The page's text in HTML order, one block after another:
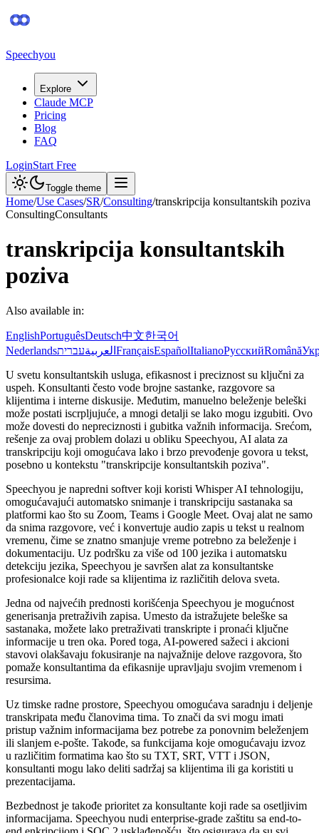
Speechyou
Explore
Claude MCP
Pricing
Blog
FAQ
LoginStart Free
Toggle theme
Home/Use Cases/SR/Consulting/transkripcija konsultantskih poziva
ConsultingConsultants
transkripcija konsultantskih
poziva
Also available in:
EnglishPortuguêsDeutsch中文한국어
Nederlands
العربيةעברית FrançaisEspañolItalianoРусскийRomână
U svetu konsultantskih usluga, efikasnost i preciznost su ključni za
uspeh. Konsultanti često vode brojne sastanke, razgovore sa
klijentima i interne diskusije. Međutim, manuelno beleženje beleški
može postati iscrpljujuće, a mnogi detalji se lako mogu izgubiti. Ovo
može dovesti do nepreciznosti i gubitka važnih informacija. Srećom,
rešenje za ovaj problem dolazi u obliku Speechyou, AI alata za
transkripciju koji omogućava lako i brzo prevođenje govora u tekst,
posebno u kontekstu "transkripcije konsultantskih poziva".
Speechyou je napredni softver koji koristi Whisper AI tehnologiju,
omogućavajući automatsko snimanje i transkripciju sastanaka sa
platformi kao što su Zoom, Teams i Google Meet. Ovaj alat ne samo
da snima razgovore, već i konvertuje audio zapis u tekst u realnom
vremenu, čime se znatno smanjuje vreme potrebno za beleženje i
dokumentaciju. Uz podršku za više od 100 jezika i automatsku
detekciju jezika, Speechyou je savršen alat za konsultantske
profesionalce koji rade sa klijentima iz različitih delova sveta.
Jedna od najvećih prednosti korišćenja Speechyou je mogućnost
generisanja pretraživih zapisa. Umesto da istražujete beleške sa
sastanaka, možete lako pretraživati transkripte i pronaći ključne
informacije u tren oka. Pored toga, AI-powered sažeci i akcioni
stavovi olakšavaju fokusiranje na najvažnije delove razgovora, što
pomaže konsultantima da efikasnije upravljaju svojim vremenom i
resursima.
Uz timske radne prostore, Speechyou omogućava saradnju i deljenje
transkripata među članovima tima. To znači da svi mogu imati
pristup važnim informacijama bez potrebe za ponovnim beleženjem
ili slanjem e-pošte. Takođe, sa funkcijama koje omogućavaju izvoz
u različitim formatima kao što su TXT, SRT, VTT i JSON,
konsultanti mogu lako deliti sadržaj sa klijentima ili ga koristiti u
prezentacijama.
Bezbednost je takođe prioritet za konsultante koji rade sa osetljivim
informacijama. Speechyou nudi enterprise-grade zaštitu sa end-to-